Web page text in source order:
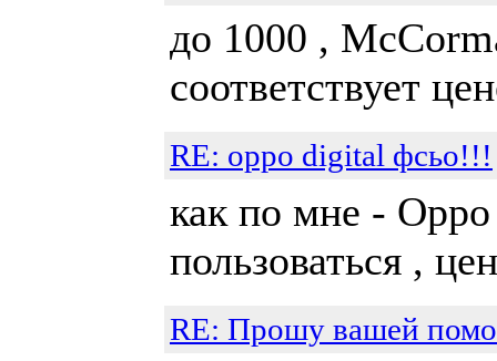
до 1000 ,
соответствует
RE: oppo digital фсьо!!!
как по мне -
пользоваться ,
RE: Прошу вашей